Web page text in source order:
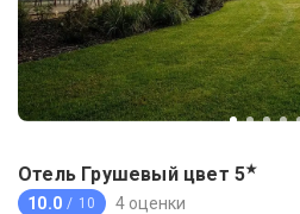
Отель Грушевый цвет 5★
10.0 / 10 4 оценки